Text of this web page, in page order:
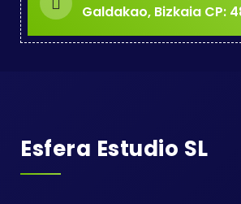
Galdakao, Bizkaia CP:
Esfera Estudio SL